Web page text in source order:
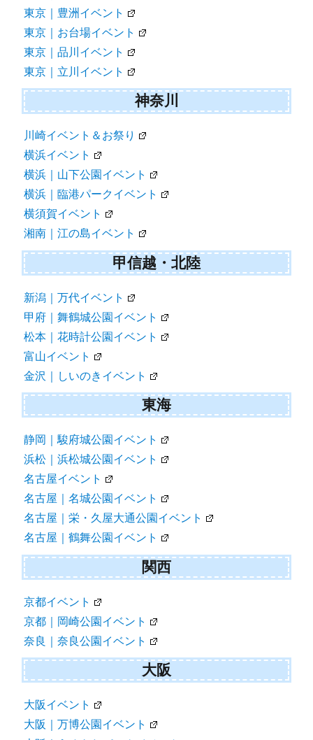
東京｜豊洲イベント
東京｜お台場イベント
東京｜品川イベント
東京｜立川イベント
神奈川
川崎イベント＆お祭り
横浜イベント
横浜｜山下公園イベント
横浜｜臨港パークイベント
横須賀イベント
湘南｜江の島イベント
甲信越・北陸
新潟｜万代イベント
甲府｜舞鶴城公園イベント
松本｜花時計公園イベント
富山イベント
金沢｜しいのきイベント
東海
静岡｜駿府城公園イベント
浜松｜浜松城公園イベント
名古屋イベント
名古屋｜名城公園イベント
名古屋｜栄・久屋大通公園イベント
名古屋｜鶴舞公園イベント
関西
京都イベント
京都｜岡崎公園イベント
奈良｜奈良公園イベント
大阪
大阪イベント
大阪｜万博公園イベント